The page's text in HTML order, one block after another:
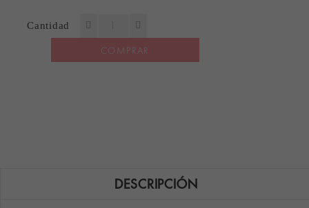
Cantidad
COMPRAR
DESCRIPCIÓN